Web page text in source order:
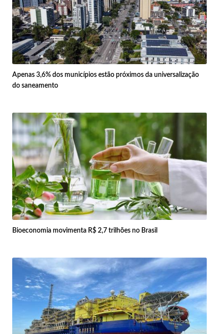
Apenas 3,6% dos municípios estão próximos da universalização
do saneamento
Bioeconomia movimenta R$ 2,7 trilhões no Brasil